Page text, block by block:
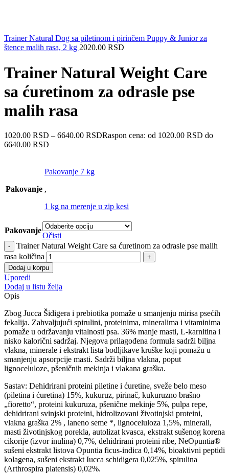
Trainer Natural Dog sa piletinom i pirinčem Puppy & Junior za
štence malih rasa, 2 kg 2020.00 RSD
Trainer Natural Weight Care
sa ćuretinom za odrasle pse
malih rasa
1020.00 RSD – 6640.00 RSDRaspon cena: od 1020.00 RSD do
6640.00 RSD
Pakovanje
Pakovanje 7 kg
,
1 kg na merenje u zip kesi
Pakovanje
Očisti
Trainer Natural Weight Care sa ćuretinom za odrasle pse malih
rasa količina
Dodaj u korpu
Uporedi
Dodaj u listu želja
Opis
Zbog Jucca Šidigera i prebiotika pomaže u smanjenju mirisa psećih
fekalija. Zahvaljujući spirulini, proteinima, mineralima i vitaminima
pomaže u održavanju vitalnosti psa. 36% manje masti, L-karnitina i
nisko kalorični sadržaj. Njegova prilagođena formula sadrži biljna
vlakna, minerale i ekstrakt lista bodljikave kruške koji pomažu u
smanjenju apsorpcije masti. Sadrži biljna vlakna, poput
lignoceluloze, pšeničnih mekinja i vlakana graška.
Sastav: Dehidrirani proteini piletine i ćuretine, sveže belo meso
(piletina i ćuretina) 15%, kukuruz, pirinač, kukuruzno brašno
„fioretto“, proteini kukuruza, pšenične mekinje 5%, pulpa repe,
dehidrirani svinjski proteini, hidrolizovani životinjski proteini,
vlakna graška 2% , laneno seme *, lignoceluloza 1,5%, minerali,
masti životinjskog porekla, autolizat kvasca, ekstrakt sušenog korena
cikorije (izvor inulina) 0,7%, dehidrirani proteini ribe, NeOpuntia®
sušeni ekstrakt listova Opuntia ficus-indica 0,14%, bioaktivni peptidi
kolagena, sušeni ekstrakt Iucca schidigera 0,025%, spirulina
(Arthrospira platensis) 0,02%.